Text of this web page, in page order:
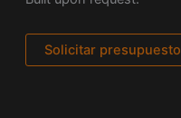
Solicitar presupuesto